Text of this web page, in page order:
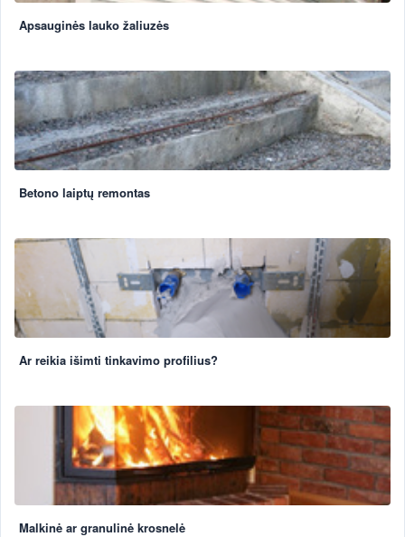
Apsauginės lauko žaliuzės
Betono laiptų remontas
Ar reikia išimti tinkavimo profilius?
Malkinė ar granulinė krosnelė